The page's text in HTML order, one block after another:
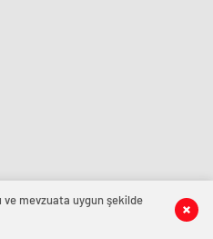
ve mevzuata uygun şekilde